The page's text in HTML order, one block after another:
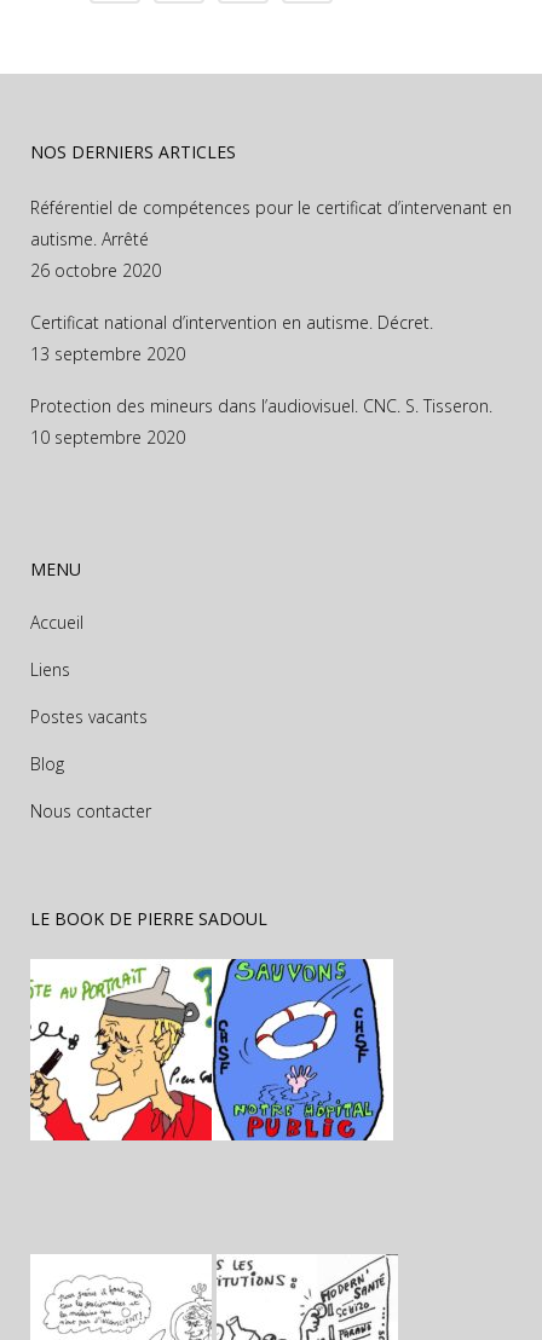
NOS DERNIERS ARTICLES
Référentiel de compétences pour le certificat d’intervenant en
autisme. Arrêté
26 octobre 2020
Certificat national d’intervention en autisme. Décret.
13 septembre 2020
Protection des mineurs dans l’audiovisuel. CNC. S. Tisseron.
10 septembre 2020
MENU
Accueil
Liens
Postes vacants
Blog
Nous contacter
LE BOOK DE PIERRE SADOUL